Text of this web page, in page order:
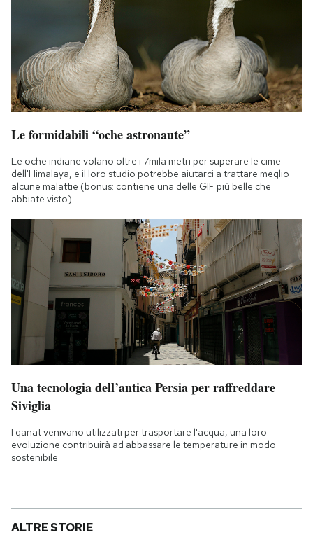
Le formidabili “oche astronaute”
Le oche indiane volano oltre i 7mila metri per superare le cime
dell'Himalaya, e il loro studio potrebbe aiutarci a trattare meglio
alcune malattie (bonus: contiene una delle GIF più belle che
abbiate visto)
Una tecnologia dell’antica Persia per raffreddare
Siviglia
I qanat venivano utilizzati per trasportare l'acqua, una loro
evoluzione contribuirà ad abbassare le temperature in modo
sostenibile
ALTRE STORIE